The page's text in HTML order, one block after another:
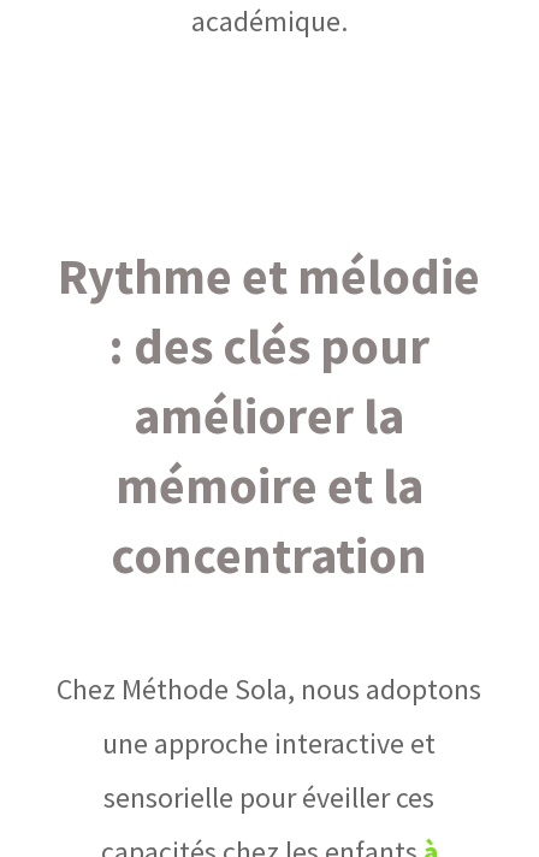
académique.
Rythme et mélodie
: des clés pour
améliorer la
mémoire et la
concentration
Chez Méthode Sola, nous adoptons
une approche interactive et
sensorielle pour éveiller ces